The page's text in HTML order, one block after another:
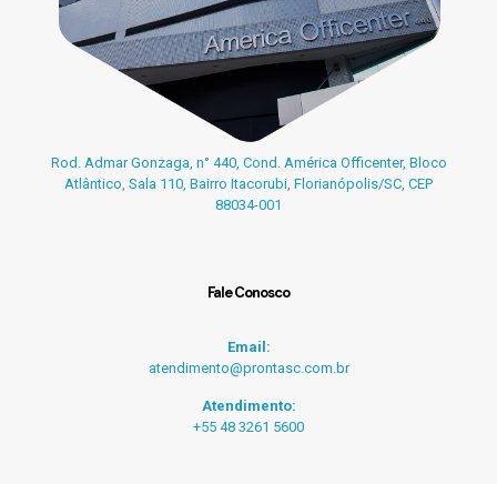
Rod. Admar Gonzaga, n° 440, Cond. América Officenter, Bloco
Atlântico, Sala 110, Bairro Itacorubi, Florianópolis/SC, CEP
88034-001
Fale Conosco
Email:
atendimento@prontasc.com.br
Atendimento:
+55 48 3261 5600